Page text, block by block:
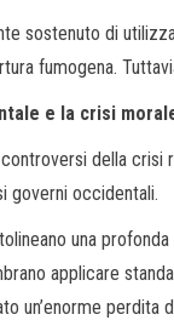
sostenuto di
fumogena.
e la crisi
della crisi
governi occidentali.
una
applicare
un’enorme